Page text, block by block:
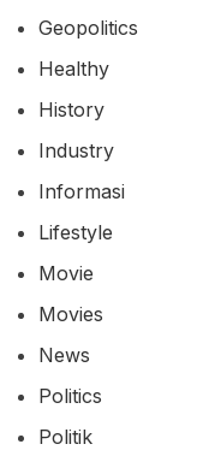
Geopolitics
Healthy
History
Industry
Informasi
Lifestyle
Movie
Movies
News
Politics
Politik